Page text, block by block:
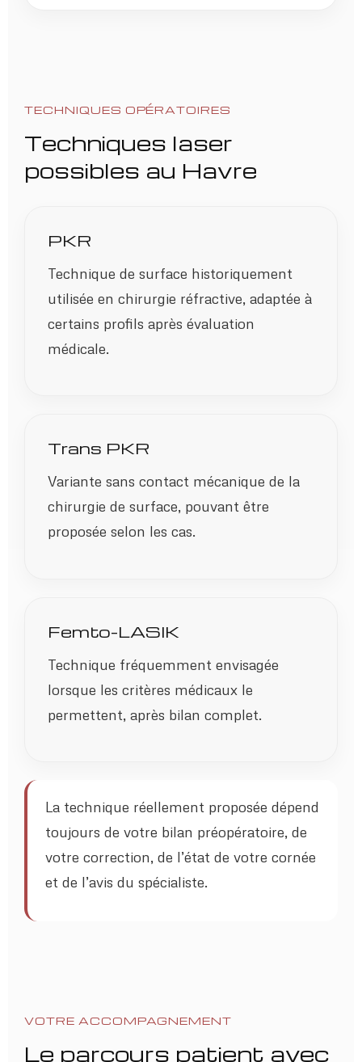
TECHNIQUES OPÉRATOIRES
Techniques laser
possibles au Havre
PKR
Technique de surface historiquement
utilisée en chirurgie réfractive, adaptée à
certains profils après évaluation
médicale.
Trans PKR
Variante sans contact mécanique de la
chirurgie de surface, pouvant être
proposée selon les cas.
Femto-LASIK
Technique fréquemment envisagée
lorsque les critères médicaux le
permettent, après bilan complet.
La technique réellement proposée dépend
toujours de votre bilan préopératoire, de
votre correction, de l’état de votre cornée
et de l’avis du spécialiste.
VOTRE ACCOMPAGNEMENT
Le parcours patient avec